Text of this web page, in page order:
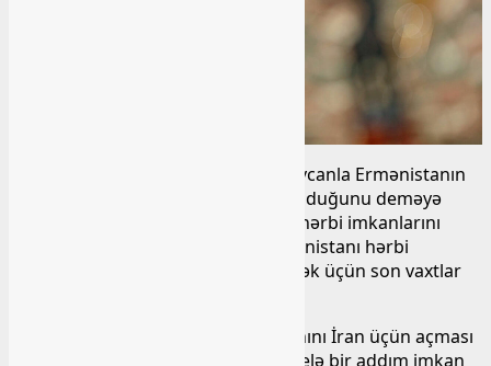
Hadisələrin bu cür cərəyanı Azərbaycanla Ermənistanın
yeni hərbi toqquşma astanasında olduğunu deməyə
əsas verir. Digər yandan isə iran öz hərbi imkanlarını
Ermənistanın üzünə açıb. İran Ermənistanı hərbi
kəşfiyyat məlumatları ilə təmin etmək üçün son vaxtlar
Ermənistanın dərhal öz hava məkanını İran üçün açması
sıradan bir qərar deyil. İrəvandan belə bir addım imkan